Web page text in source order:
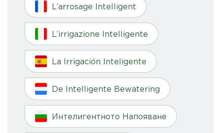
L’arrosage Intelligent
L’irrigazione Intelligente
La Irrigación Inteligente
De Intelligente Bewatering
Интелигентното Напояване